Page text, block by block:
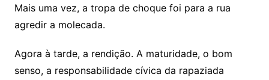
Mais uma vez, a tropa de choque foi para a rua
agredir a molecada.
Agora à tarde, a rendição. A maturidade, o bom
senso, a responsabilidade cívica da rapaziada